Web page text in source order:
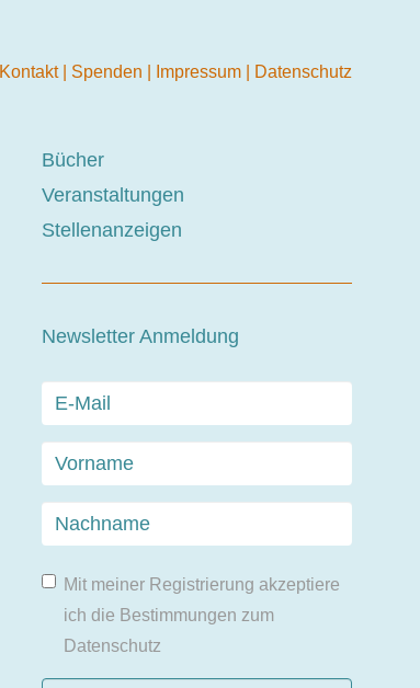
Kontakt Spenden Impressum Datenschutz
Bücher
Veranstaltungen
Stellenanzeigen
Newsletter Anmeldung
Mit meiner Registrierung akzeptiere
ich die Bestimmungen zum
Datenschutz